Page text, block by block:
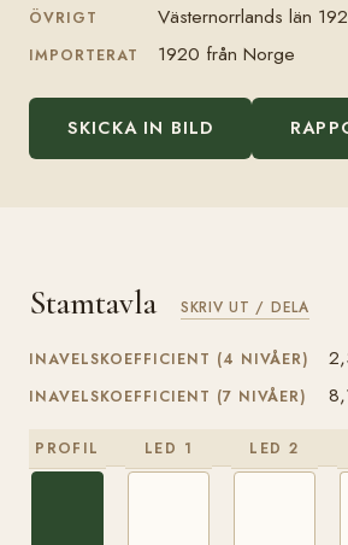
ÖVRIGT Västernorrlands län
IMPORTERAT 1920 från Norge
SKICKA IN BILD
Stamtavla SKRIV UT / DELA
INAVELSKOEFFICIENT (4 NIVÅER)
INAVELSKOEFFICIENT (7 NIVÅER)
PROFIL LED 1 LED 2